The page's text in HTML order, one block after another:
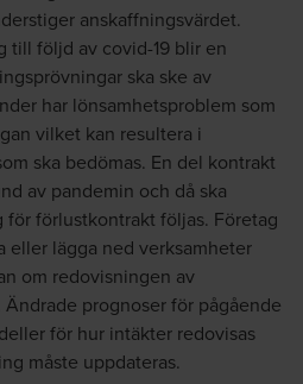
anskaffningsvärdet.
till följd av covid-19 blir en
ska ske av
har lönsamhetsproblem som
vilket kan resultera i
ska bedömas. En del kontrakt
av pandemin och då ska
förlustkontrakt följas. Företag
eller lägga ned verksamheter
om redovisningen av
prognoser för pågående
för hur intäkter redovisas
måste uppdateras.